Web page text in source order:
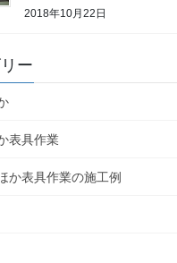
2018年10月22日
ー
表具作業
か表具作業の施工例